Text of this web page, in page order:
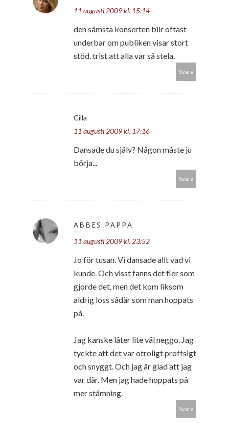
11 augusti 2009 kl. 15:14
den sämsta konserten blir oftast
underbar om publiken visar stort
stöd. trist att alla var så stela.
Svara
Cilla
11 augusti 2009 kl. 17:16
Dansade du själv? Någon måste ju
börja...
Svara
ABBES PAPPA
11 augusti 2009 kl. 23:52
Jo för tusan. Vi dansade allt vad vi
kunde. Och visst fanns det fler som
gjorde det, men det kom liksom
aldrig loss sådär som man hoppats
på.
Jag kanske låter lite väl neggo. Jag
tyckte att det var otroligt proffsigt
och snyggt. Och jag är glad att jag
var där. Men jag hade hoppats på
mer stämning.
Svara